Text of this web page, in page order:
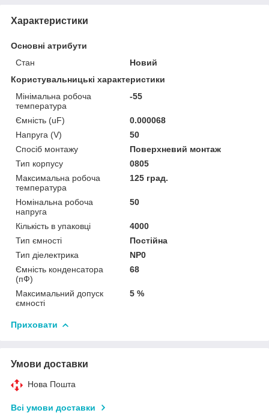
Характеристики
Основні атрибути
Стан
Новий
Користувальницькі характеристики
Мінімальна робоча
температура
-55
Ємність (uF)
0.000068
Напруга (V)
50
Спосіб монтажу
Поверхневий монтаж
Тип корпусу
0805
Максимальна робоча
температура
125 град.
Номінальна робоча
напруга
50
Кількість в упаковці
4000
Тип ємності
Постійна
Тип діелектрика
NP0
Ємність конденсатора
(пФ)
68
Максимальний допуск
ємності
5 %
Приховати
Умови доставки
Нова Пошта
Всі умови доставки